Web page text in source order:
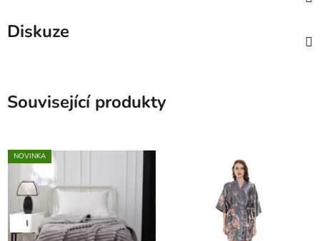
Diskuze
Související produkty
NOVINKA